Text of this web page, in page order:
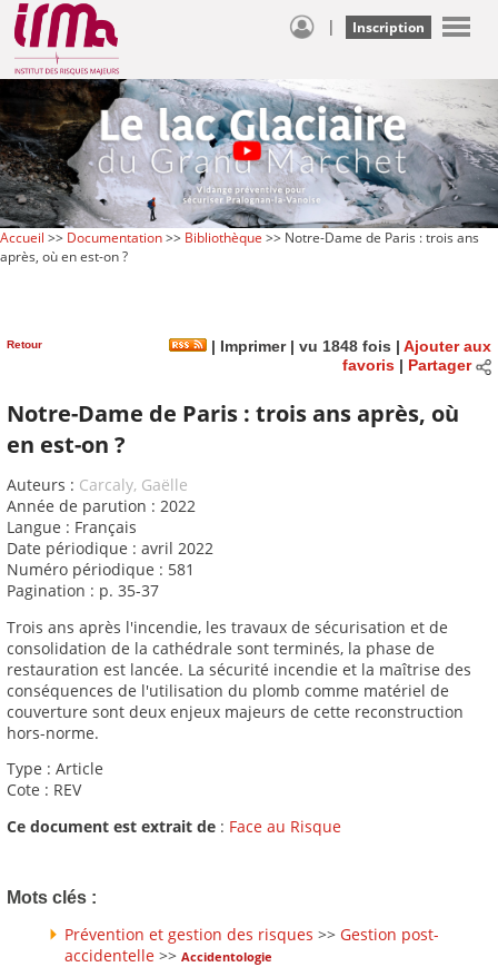
| Inscription
Accueil >> Documentation>> Bibliothèque >> Notre-Dame de Paris : trois ans
après, où en est-on ?
Retour | Imprimer| vu 1848 fois | Ajouter aux
favoris| Partager
Notre-Dame de Paris : trois ans après, où
en est-on ?
Auteurs : Carcaly, Gaëlle
Année de parution : 2022
Langue : Français
Date périodique : avril 2022
Numéro périodique : 581
Pagination : p. 35-37
Trois ans après l'incendie, les travaux de sécurisation et de
consolidation de la cathédrale sont terminés, la phase de
restauration est lancée. La sécurité incendie et la maîtrise des
conséquences de l'utilisation du plomb comme matériel de
couverture sont deux enjeux majeurs de cette reconstruction
hors-norme.
Type : Article
Cote : REV
Ce document est extrait de : Face au Risque
Mots clés :
Prévention et gestion des risques >> Gestion post-
accidentelle >> Accidentologie